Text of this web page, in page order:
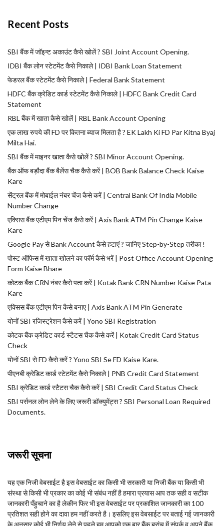
Recent Posts
SBI बैंक में जॉइन्ट अकाउंट कैसे खोलें ? SBI Joint Account Opening.
IDBI बैंक लोन स्टेटमेंट कैसे निकाले | IDBI Bank Loan Statement
फेडरल बैंक स्टेटमेंट कैसे निकाले | Federal Bank Statement
HDFC बैंक क्रेडिट कार्ड स्टेटमेंट कैसे निकाले | HDFC Bank Credit Card
Statement
RBL बैंक में खाता कैसे खोलें | RBL Bank Account Opening
एक लाख रुपये की FD पर कितना ब्याज मिलता है ? EK Lakh Ki FD Par Kitna Byaj
Milta Hai.
SBI बैंक में माइनर खाता कैसे खोलें ? SBI Minor Account Opening.
बैंक ऑफ बड़ौदा बैंक बैलेंस चैक कैसे करें | BOB Bank Balance Check Kaise
Kare
सेंट्रल बैंक में मोबाईल नंबर चेंज कैसे करें | Central Bank Of India Mobile
Number Change
एक्सिस बैंक एटीएम पिन चेंज कैसे करें | Axis Bank ATM Pin Change Kaise
Kare
Google Pay से Bank Account कैसे हटाएं ? जानिए Step-by-Step तरीका !
पोस्ट ऑफिस में खाता खोलने का फॉर्म कैसे भरें | Post Office Account Opening
Form Kaise Bhare
कोटक बैंक CRN नंबर कैसे पता करें | Kotak Bank CRN Number Kaise Pata
Kare
एक्सिस बैंक एटीएम पिन कैसे बनाए | Axis Bank ATM Pin Generate
योनों SBI रजिस्ट्रेशन कैसे करें | Yono SBI Registration
कोटक बैंक क्रेडिट कार्ड स्टैटस चैक कैसे करें | Kotak Credit Card Status
Check
योनों SBI से FD कैसे करें ? Yono SBI Se FD Kaise Kare.
पीएनबी क्रेडिट कार्ड स्टेटमेंट कैसे निकाले | PNB Credit Card Statement
SBI क्रेडिट कार्ड स्टैटस चैक कैसे करें | SBI Credit Card Status Check
SBI पर्सनल लोन लेने के लिए जरूरी डॉक्युमेंट्स ? SBI Personal Loan Required
Documents.
जरूरी सूचना
यह एक निजी वेबसाईट है इस वेबसाईट का किसी भी सरकारी या निजी बैंक या किसी भी
संस्था से किसी भी प्रकार का कोई भी संबंध नहीं है हमारा प्रयास आप तक सही व सटीक
जानकारी पँहुचाने का है लेकीन फिर भी इस वेबसाईट पर प्रकाशित जानकारी का 100
प्रतिशत सही होने का दावा हम नहीं करते है। इसलिए इस वेबसाईट पर बताई गई जानकारी
के अनुसार कोई भी निर्णय लेने से पहले हम आपको एक बार बैंक ब्रांच में संपर्क व अपने बैंक